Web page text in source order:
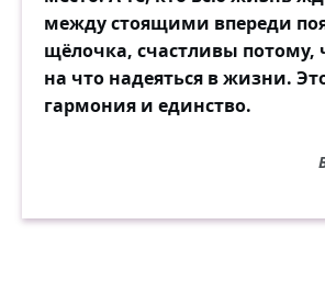
между стоящими впереди
щёлочка, счастливы потому,
на что надеяться в жизни.
гармония и единство.